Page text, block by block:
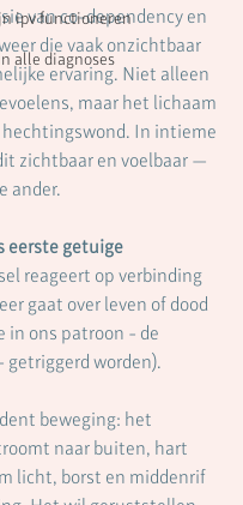
ipv functioneren
alle diagnoses
van co-dependency en
die vaak onzichtbaar
ervaring. Niet alleen
maar het lichaam
hechtingswond. In intieme
zichtbaar en voelbaar —
ander.
eerste getuige
reageert op verbinding
gaat over leven of dood
in ons patroon - de
worden).
beweging: het
naar buiten, hart
licht, borst en middenrif